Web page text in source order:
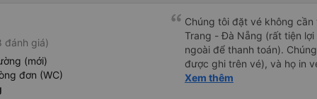
đánh giá)
(mới)
đơn (WC)
Chúng tôi đặt vé không
Trang - Đà Nẵng (rất tiện
ngoài để thanh toán).
được ghi trên vé), và họ in
tôi cũng quyết định mua vé
Xem thêm